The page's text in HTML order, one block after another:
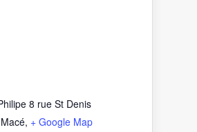
8 rue St Denis
, + Google Map